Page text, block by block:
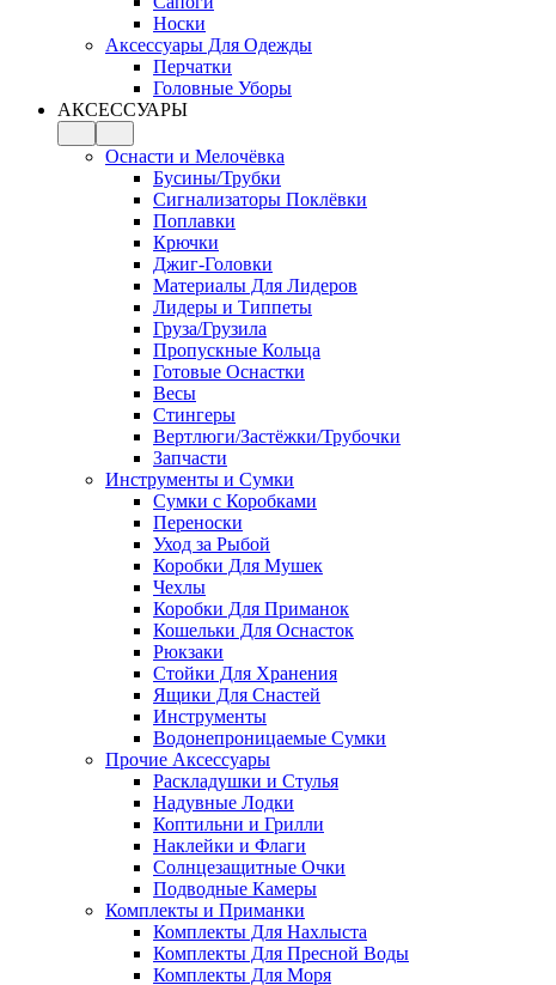
Носки
Аксессуары Для Одежды
Перчатки
Головные Уборы
АКСЕССУАРЫ
Оснасти и Мелочёвка
Бусины/Трубки
Сигнализаторы Поклёвки
Поплавки
Крючки
Джиг-Головки
Материалы Для Лидеров
Лидеры и Типпеты
Груза/Грузила
Пропускные Кольца
Готовые Оснастки
Весы
Стингеры
Вертлюги/Застёжки/Трубочки
Запчасти
Инструменты и Сумки
Сумки с Коробками
Переноски
Уход за Рыбой
Коробки Для Мушек
Чехлы
Коробки Для Приманок
Кошельки Для Оснасток
Рюкзаки
Стойки Для Хранения
Ящики Для Снастей
Инструменты
Водонепроницаемые Сумки
Прочие Аксессуары
Раскладушки и Стулья
Надувные Лодки
Коптильни и Грилли
Наклейки и Флаги
Солнцезащитные Очки
Подводные Камеры
Комплекты и Приманки
Комплекты Для Нахлыста
Комплекты Для Пресной Воды
Комплекты Для Моря